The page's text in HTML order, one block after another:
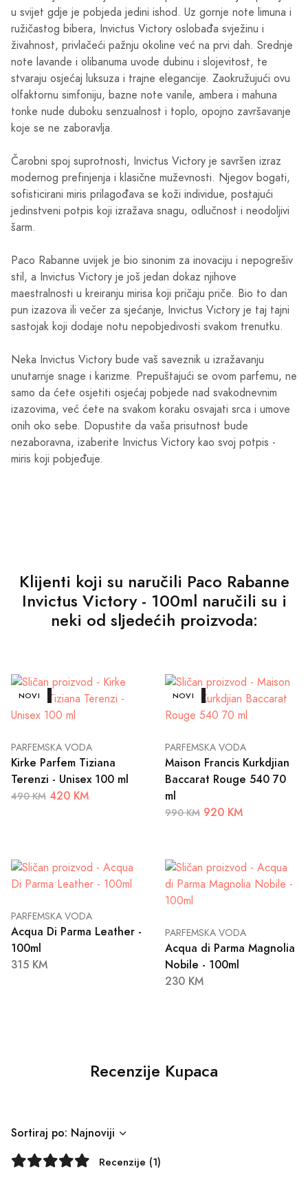
u svijet gdje je pobjeda jedini ishod. Uz gornje note limuna i
ružičastog bibera, Invictus Victory oslobađa svježinu i
živahnost, privlačeći pažnju okoline već na prvi dah. Srednje
note lavande i olibanuma uvode dubinu i slojevitost, te
stvaraju osjećaj luksuza i trajne elegancije. Zaokružujući ovu
olfaktornu simfoniju, bazne note vanile, ambera i mahuna
tonke nude duboku senzualnost i toplo, opojno završavanje
koje se ne zaboravlja.
Čarobni spoj suprotnosti, Invictus Victory je savršen izraz
modernog prefinjenja i klasične muževnosti. Njegov bogati,
sofisticirani miris prilagođava se koži individue, postajući
jedinstveni potpis koji izražava snagu, odlučnost i neodoljivi
šarm.
Paco Rabanne uvijek je bio sinonim za inovaciju i nepogrešiv
stil, a Invictus Victory je još jedan dokaz njihove
maestralnosti u kreiranju mirisa koji pričaju priče. Bio to dan
pun izazova ili večer za sjećanje, Invictus Victory je taj tajni
sastojak koji dodaje notu nepobjedivosti svakom trenutku.
Neka Invictus Victory bude vaš saveznik u izražavanju
unutarnje snage i karizme. Prepuštajući se ovom parfemu, ne
samo da ćete osjetiti osjećaj pobjede nad svakodnevnim
izazovima, već ćete na svakom koraku osvajati srca i umove
onih oko sebe. Dopustite da vaša prisutnost bude
nezaboravna, izaberite Invictus Victory kao svoj potpis -
miris koji pobjeđuje.
Klijenti koji su naručili Paco Rabanne
Invictus Victory - 100ml naručili su i
neki od sljedećih proizvoda:
AKCIJA
NOVI
PARFEMSKA VODA
Kirke Parfem Tiziana
Terenzi - Unisex 100 ml
490 KM 420 KM
AKCIJA
NOVI
PARFEMSKA VODA
Maison Francis Kurkdjian
Baccarat Rouge 540 70
ml
990 KM 920 KM
PARFEMSKA VODA
Acqua Di Parma Leather -
100ml
315 KM
PARFEMSKA VODA
Acqua di Parma Magnolia
Nobile - 100ml
230 KM
Recenzije Kupaca
Sortiraj po: Najnoviji
Recenzije (1)